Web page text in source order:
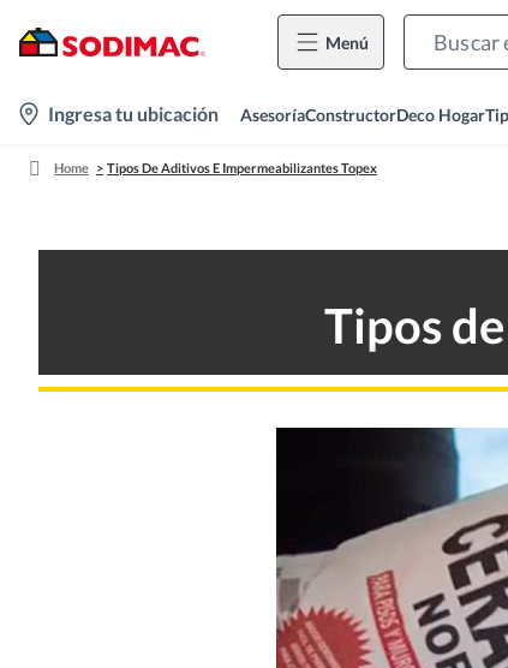
Menú
location-
Ingresa tu ubicación AsesoríaConstructorDeco Hogar
Home Tipos De Aditivos E Impermeabilizantes Topex
Tipos